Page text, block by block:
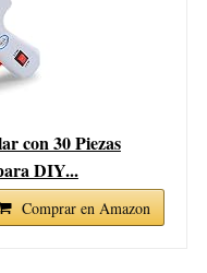
con 30 Piezas
DIY...
Comprar en Amazon